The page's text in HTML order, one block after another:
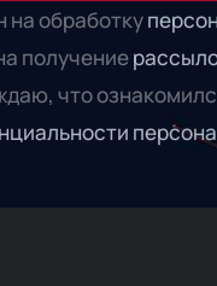
на обработку
получение
что